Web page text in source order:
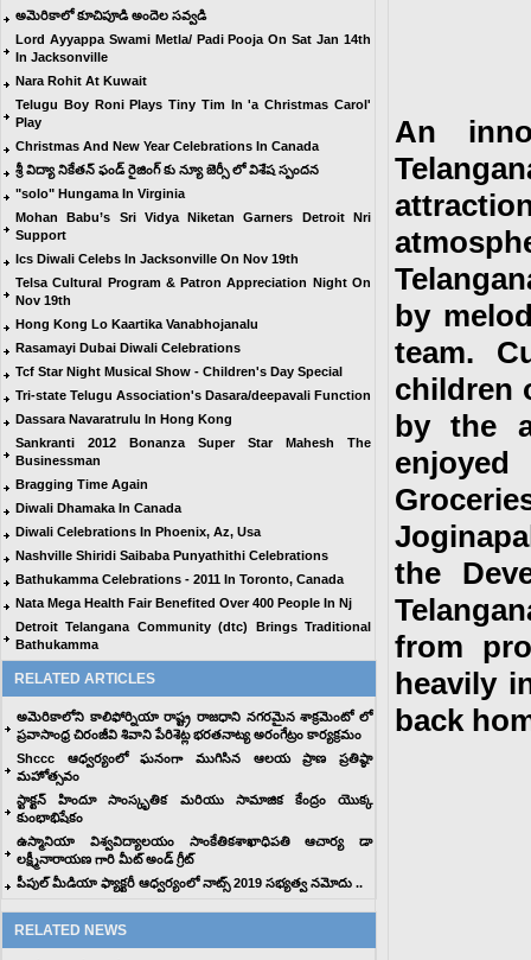
అమెరికాలో కూచిపూడి అందెల సవ్వడి
Lord Ayyappa Swami Metla/ Padi Pooja On Sat Jan 14th
In Jacksonville
Nara Rohit At Kuwait
Telugu Boy Roni Plays Tiny Tim In 'a Christmas Carol'
Play
Christmas And New Year Celebrations In Canada
శ్రీ విద్యా నికేతన్ ఫండ్ రైజింగ్ కు న్యూ జెర్సీ లో విశేష స్పందన
"solo" Hungama In Virginia
Mohan Babu’s Sri Vidya Niketan Garners Detroit Nri
Support
Ics Diwali Celebs In Jacksonville On Nov 19th
Telsa Cultural Program & Patron Appreciation Night On
Nov 19th
Hong Kong Lo Kaartika Vanabhojanalu
Rasamayi Dubai Diwali Celebrations
Tcf Star Night Musical Show - Children's Day Special
Tri-state Telugu Association's Dasara/deepavali Function
Dassara Navaratrulu In Hong Kong
Sankranti 2012 Bonanza Super Star Mahesh The
Businessman
Bragging Time Again
Diwali Dhamaka In Canada
Diwali Celebrations In Phoenix, Az, Usa
Nashville Shiridi Saibaba Punyathithi Celebrations
Bathukamma Celebrations - 2011 In Toronto, Canada
Nata Mega Health Fair Benefited Over 400 People In Nj
Detroit Telangana Community (dtc) Brings Traditional
Bathukamma
RELATED ARTICLES
అమెరికాలోని కాలిఫోర్నియా రాష్ట్ర రాజధాని నగరమైన శాక్రమెంటో లో
ప్రవాసాంధ్ర చిరంజీవి శివాని పేరిశెట్ల భరతనాట్య అరంగేట్రం కార్యక్రమం
Shccc ఆధ్వర్యంలో ఘనంగా ముగిసిన ఆలయ ప్రాణ ప్రతిష్ఠా
మహోత్సవం
స్టాక్టన్ హిందూ సాంస్కృతిక మరియు సామాజిక కేంద్రం యొక్క
కుంభాభిషేకం
ఉస్మానియా విశ్వవిద్యాలయం సాంకేతికశాఖాధిపతి ఆచార్య డా
లక్ష్మీనారాయణ గారి మీట్ అండ్ గ్రీట్
పీపుల్ మీడియా ఫ్యాక్టరీ ఆధ్వర్యంలో నాట్స్ 2019 సభ్యత్వ నమోదు ..
RELATED NEWS
An
by
team.
children
by the
the
from
heavily
back